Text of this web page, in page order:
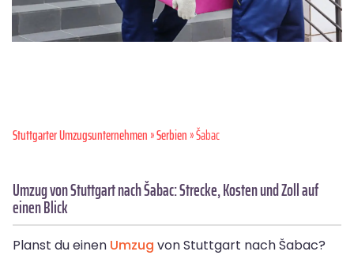
Stuttgarter Umzugsunternehmen»Serbien» Šabac
Umzug von Stuttgart nach Šabac: Strecke, Kosten und Zoll auf
einen Blick
Planst du einen Umzug von Stuttgart nach Šabac?